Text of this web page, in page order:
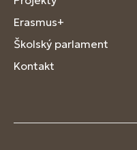
Erasmus+
Školský parlament
Kontakt